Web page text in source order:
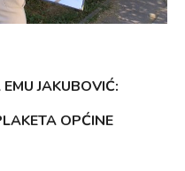
JAKUBOVIĆ:
OPĆINE